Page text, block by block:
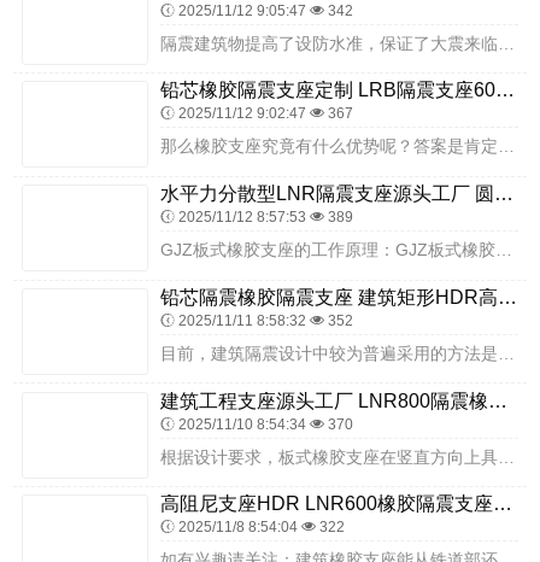
2025/11/12 9:05:47 342
铅芯橡胶隔震支座定制 LRB隔震支座600生产厂家 LNR1500天然隔震支座厂家
2025/11/12 9:02:47 367
那么橡胶支座究竟有什么优势呢？答案是肯定的，橡胶支座不但弹性好，抗压效果佳，而且橡胶支座还非常的抗老化，使用寿命长。隔震建筑的一个重要特点就是使用两种大型轴承来...
水平力分散型LNR隔震支座源头工厂 圆形高阻尼隔震支座的源头工厂 HDR1300橡胶隔震支座源头工厂
2025/11/12 8:57:53 389
铅芯隔震橡胶隔震支座 建筑矩形HDR高阻尼隔震支座生产厂家 大型减震支座生产厂家
2025/11/11 8:58:32 352
建筑工程支座源头工厂 LNR800隔震橡胶支座源头工厂 建筑隔震支座II型厂家
2025/11/10 8:54:34 370
高阻尼支座HDR LNR600橡胶隔震支座生产加工 超高阻尼橡胶隔震支座什么价格
2025/11/8 8:54:04 322